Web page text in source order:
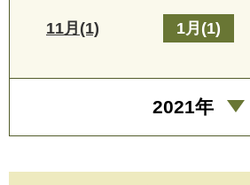
11月(1) 1月(1)
2021年